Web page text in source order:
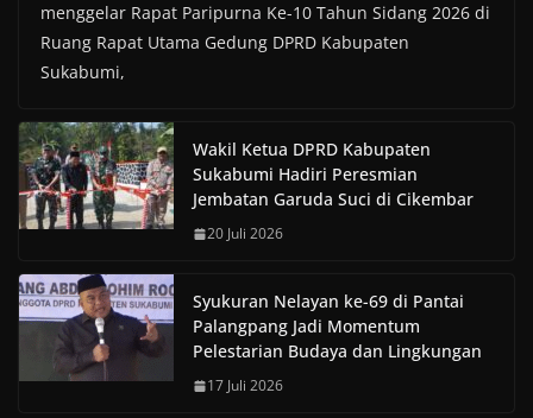
menggelar Rapat Paripurna Ke-10 Tahun Sidang 2026 di
Ruang Rapat Utama Gedung DPRD Kabupaten
Sukabumi,
Wakil Ketua DPRD Kabupaten
Sukabumi Hadiri Peresmian
Jembatan Garuda Suci di Cikembar
20 Juli 2026
Syukuran Nelayan ke-69 di Pantai
Palangpang Jadi Momentum
Pelestarian Budaya dan Lingkungan
17 Juli 2026